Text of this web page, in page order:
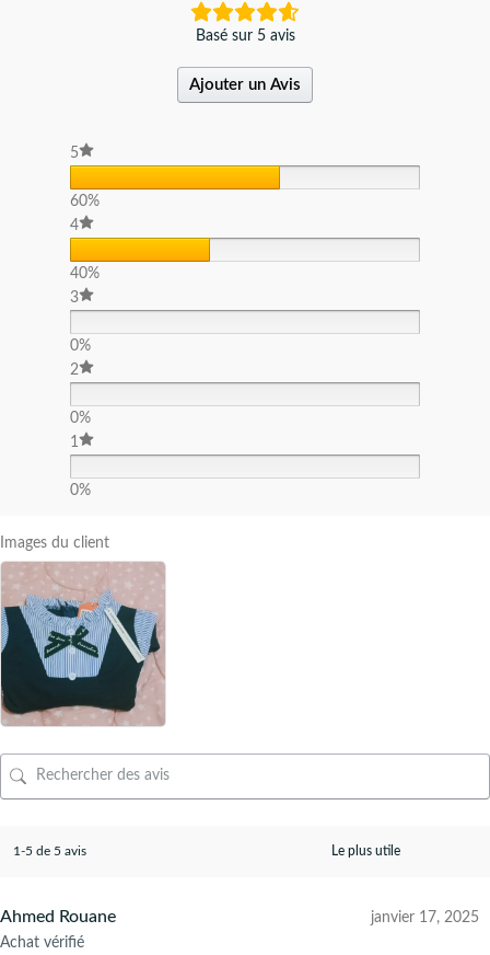
Basé sur 5 avis
Ajouter un Avis
5
60%
4
40%
3
0%
2
0%
1
0%
Images du client
1-5 de 5 avis
Ahmed Rouane
Achat vérifié
janvier 17, 2025